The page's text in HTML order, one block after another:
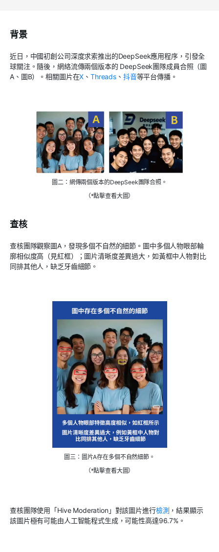
背景
近日，中國初創公司深度求索推出的DeepSeek應用程序，引發全
球關注。隨後，網絡流傳兩個版本的 DeepSeek團隊成員合照（圖
A、圖B）。相關圖片在X 、Threads 、 抖音等平台傳播。
圖二：網傳兩個版本的DeepSeek團隊合照。
（*點擊查看大圖）
查核
查核團隊觀察圖A，發現多個不自然的細節。圖中多個人物眼部輪
廓相似度高（見紅框）；圖片清晰度差異過大，如黃框中人物對比
同排其他人，缺乏牙齒細節。
圖三：圖片A存在多個不自然細節。
（*點擊查看大圖）
查核團隊使用「Hive Moderation」對該圖片進行檢測 ，結果顯示
該圖片極有可能由人工智能程式生成，可能性高達96.7%。